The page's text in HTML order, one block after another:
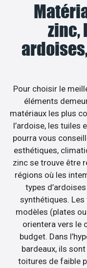
zinc,
Pour choisir le
éléments
matériaux les plus
l’ardoise, les tuiles
pourra vous
esthétiques,
zinc se trouve être
régions où les
types
synthétiques.
modèles (plates
orientera vers le
budget. Dans
bardeaux, ils
toitures de faible